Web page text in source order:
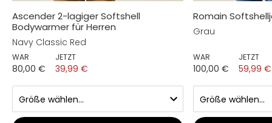
Ascender 2-lagiger Softshell
Bodywarmer für Herren
Navy Classic Red
WAR
80,00 €
JETZT
39,99 €
Romain
Grau
WAR
100,00 €
JETZT
59,99 €